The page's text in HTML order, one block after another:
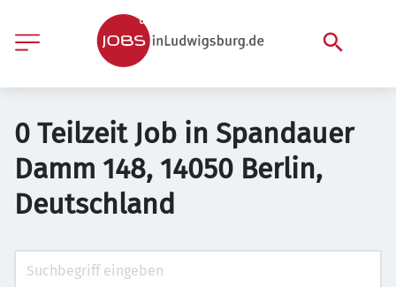
0 Teilzeit Job in Spandauer
Damm 148, 14050 Berlin,
Deutschland